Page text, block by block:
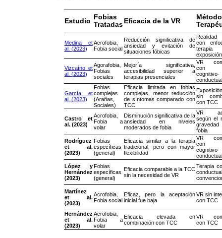
Estudio
Fobias
Tratadas Eficacia de la VR
Método
Medina et
al. (2023)
Acrofobia,
Fobia social
Reducción significativa de
ansiedad y evitación de
situaciones fóbicas
con
exposición
Vizcaíno et
al. (2023)
Agorafobia,
Fobias
sociales
Mejoría significativa,
accesibilidad superior a
terapias presenciales
VR
con
cognitivo-
García et
al. (2023)
Fobias
complejas
(Arañas,
Sociales)
Eficacia limitada en fobias
complejas, menor reducción
de síntomas comparado con
TCC
sin
con TCC
Castro et
al. (2023)
Acrofobia,
Fobia a
volar
Disminución significativa de la
ansiedad en niveles
moderados de fobia
VR
según el
fobia
Rodríguez
et al.
(2023)
Fobias
específicas
(general)
Eficacia similar a la terapia
tradicional, pero con mayor
flexibilidad
VR
con
cognitivo-
López y
Hernández
(2023)
Fobias
específicas
(general)
Eficacia comparable a la TCC
sin la necesidad de VR
Terapia
Martínez
et al.
(2023)
Acrofobia,
Fobia social
Eficaz, pero la aceptación
inicial fue baja
VR sin
con TCC
Hernández
et al.
(2023)
Acrofobia,
Fobia a
volar
Eficacia elevada en
combinación con TCC
VR
con TCC